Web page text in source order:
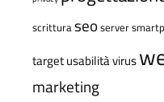
scritturaseoserver
targetusabilitàvirus
marketing